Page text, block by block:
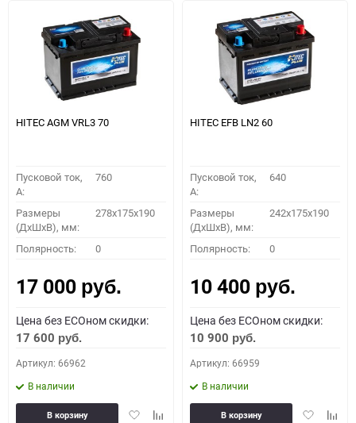
HITEC AGM VRL3 70
Пусковой ток,
A:
760
Размеры
(ДхШхВ), мм:
278x175x190
Полярность: 0
17 000 руб.
Цена без ECOном скидки:
17 600 руб.
Артикул: 66962
В наличии
ДобавитьДобавить
В корзину
HITEC EFB LN2 60
Пусковой ток,
A:
640
Размеры
(ДхШхВ), мм:
242x175x190
Полярность: 0
10 400 руб.
Цена без ECOном скидки:
10 900 руб.
Артикул: 66959
В наличии
Добавить
В корзину